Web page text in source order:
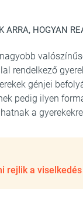
HOGYAN
rendelkező
génjei
pedig ilyen
a
rejlik a